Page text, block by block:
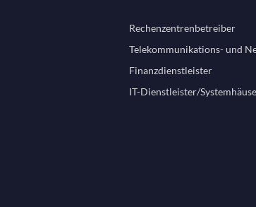
Rechenzentrenbetreiber
Telekommunikations- und
Finanzdienstleister
IT-Dienstleister/